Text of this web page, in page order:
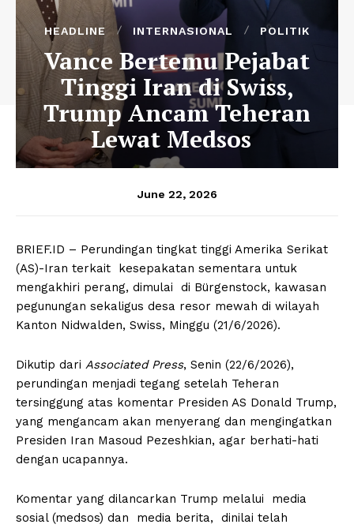
HEADLINE INTERNASIONAL POLITIK
Vance Bertemu Pejabat
Tinggi Iran di Swiss,
Trump Ancam Teheran
Lewat Medsos
June 22, 2026
BRIEF.ID – Perundingan tingkat tinggi Amerika Serikat
(AS)-Iran terkait kesepakatan sementara untuk
mengakhiri perang, dimulai di Bürgenstock, kawasan
pegunungan sekaligus desa resor mewah di wilayah
Kanton Nidwalden, Swiss, Minggu (21/6/2026).
Dikutip dari Associated Press, Senin (22/6/2026),
perundingan menjadi tegang setelah Teheran
tersinggung atas komentar Presiden AS Donald Trump,
yang mengancam akan menyerang dan mengingatkan
Presiden Iran Masoud Pezeshkian, agar berhati-hati
dengan ucapannya.
Komentar yang dilancarkan Trump melalui media
sosial (medsos) dan media berita, dinilai telah